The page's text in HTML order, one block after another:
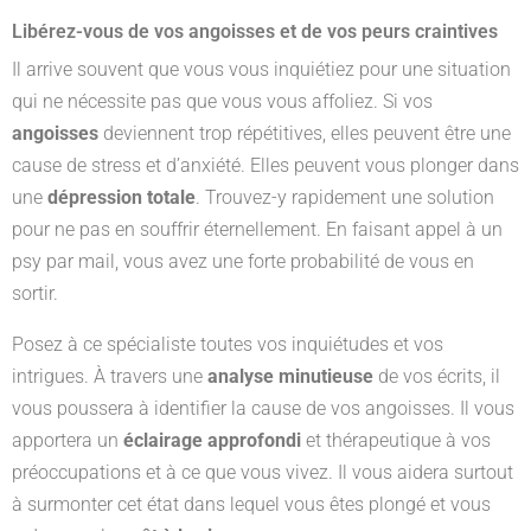
Libérez-vous de vos angoisses et de vos peurs craintives
Il arrive souvent que vous vous inquiétiez pour une situation
qui ne nécessite pas que vous vous affoliez. Si vos
angoisses deviennent trop répétitives, elles peuvent être une
cause de stress et d’anxiété. Elles peuvent vous plonger dans
une dépression totale . Trouvez-y rapidement une solution
pour ne pas en souffrir éternellement. En faisant appel à un
psy par mail, vous avez une forte probabilité de vous en
sortir.
Posez à ce spécialiste toutes vos inquiétudes et vos
intrigues. À travers une analyse minutieuse de vos écrits, il
vous poussera à identifier la cause de vos angoisses. Il vous
apportera un éclairage approfondi et thérapeutique à vos
préoccupations et à ce que vous vivez. Il vous aidera surtout
à surmonter cet état dans lequel vous êtes plongé et vous